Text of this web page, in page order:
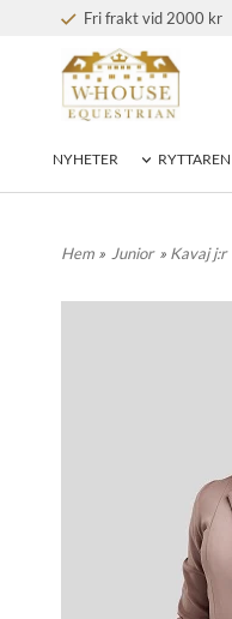
Fri frakt vid 2000 kr
NYHETER RYTTAREN
Hem » Junior » Kavaj j:r